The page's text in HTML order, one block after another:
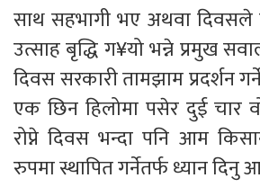
साथ सहभागी भए अथवा दिवसले
उत्साह बृद्धि ग¥यो भन्ने प्रमुख
दिवस सरकारी तामझाम प्रदर्शन
एक छिन हिलोमा पसेर दुई चार
रोप्ने दिवस भन्दा पनि आम
रुपमा स्थापित गर्नेतर्फ ध्यान